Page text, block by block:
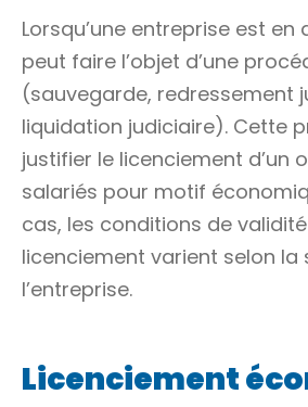
Lorsqu’une entreprise est en
peut faire l’objet d’une
(sauvegarde, redressement
liquidation judiciaire). Cette
justifier le licenciement d’un
salariés pour motif
cas, les conditions de
licenciement varient selon la
l’entreprise.
Licenciement